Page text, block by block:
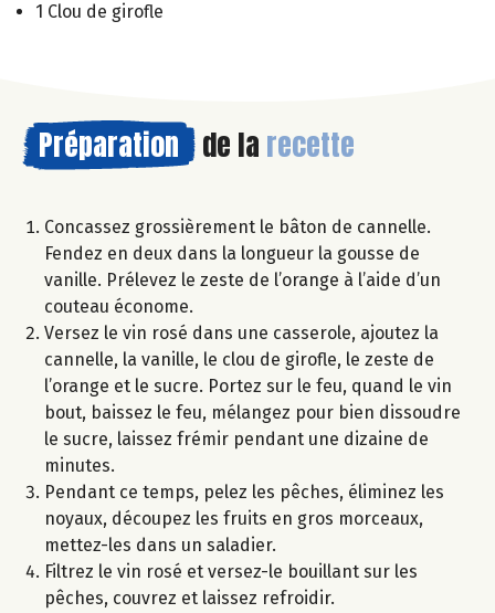
1 Clou de girofle
Préparation de la recette
Concassez grossièrement le bâton de cannelle.
Fendez en deux dans la longueur la gousse de
vanille. Prélevez le zeste de l’orange à l’aide d’un
couteau économe.
Versez le vin rosé dans une casserole, ajoutez la
cannelle, la vanille, le clou de girofle, le zeste de
l’orange et le sucre. Portez sur le feu, quand le vin
bout, baissez le feu, mélangez pour bien dissoudre
le sucre, laissez frémir pendant une dizaine de
minutes.
Pendant ce temps, pelez les pêches, éliminez les
noyaux, découpez les fruits en gros morceaux,
mettez-les dans un saladier.
Filtrez le vin rosé et versez-le bouillant sur les
pêches, couvrez et laissez refroidir.